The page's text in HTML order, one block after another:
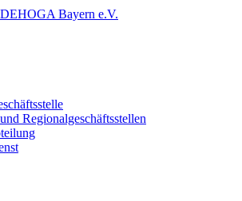
Regionalgeschäftsstellen